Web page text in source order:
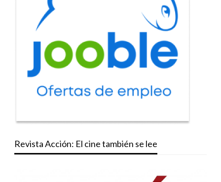
Revista Acción: El cine también se lee